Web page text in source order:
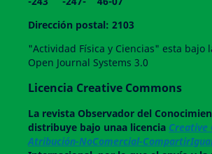
Dirección postal: 2103
"Actividad Física y Ciencias" esta bajo
Open Journal Systems 3.0
Licencia Creative Commons
La revistaObservador del
distribuye bajo unaa licencia Creative
Atribución-NoComercial-